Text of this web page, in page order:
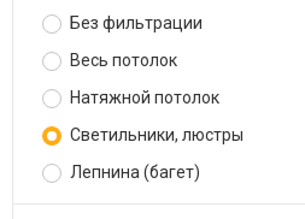
Без фильтрации
Весь потолок
Натяжной потолок
Светильники, люстры
Лепнина (багет)